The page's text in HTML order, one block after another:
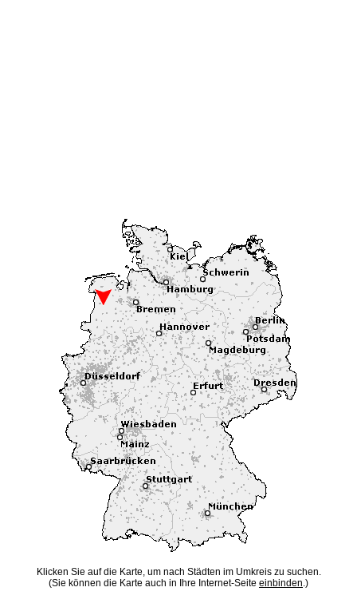
Klicken Sie auf die Karte, um nach Städten im Umkreis zu suchen.
(Sie können die Karte auch in Ihre Internet-Seite einbinden.)